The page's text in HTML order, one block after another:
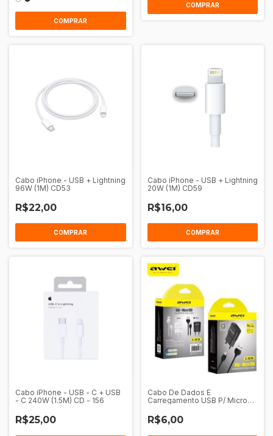
COMPRAR
COMPRAR
Cabo iPhone - USB + Lightning
96W (1M) CD53
R$22,00
COMPRAR
Cabo iPhone - USB + Lightning
20W (1M) CD59
R$16,00
COMPRAR
Cabo iPhone - USB - C + USB
- C 240W (1.5M) CD - 156
R$25,00
Cabo De Dados E
Carregamento USB P/ Micro
R$6,00